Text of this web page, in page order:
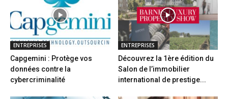
ENTREPRISES
Capgemini : Protège vos
données contre la
cybercriminalité
ENTREPRISES
Découvrez la 1ère édition du
Salon de l’immobilier
international de prestige...